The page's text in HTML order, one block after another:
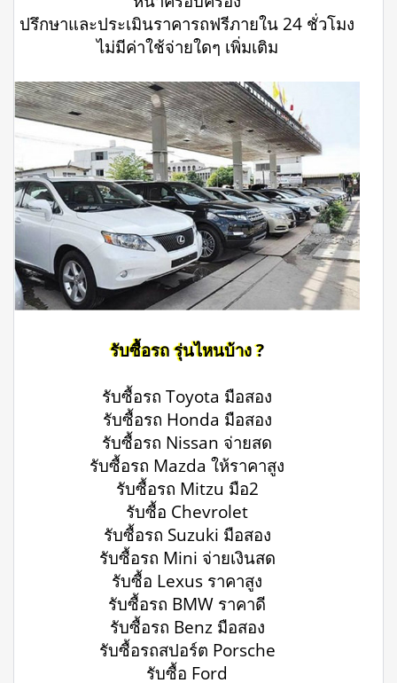
ปรึกษาและประเมินราคารถฟรีภายใน 24 ชั่วโมง
ไม่มีค่าใช้จ่ายใดๆ เพิ่มเติม
รับซื้อรถ รุ่นไหนบ้าง ?
รับซื้อรถ Toyota มือสอง
รับซื้อรถ Honda มือสอง
รับซื้อรถ Nissan จ่ายสด
รับซื้อรถ Mazda ให้ราคาสูง
รับซื้อรถ Mitzu มือ2
รับซื้อ Chevrolet
รับซื้อรถ Suzuki มือสอง
รับซื้อรถ Mini จ่ายเงินสด
รับซื้อ Lexus ราคาสูง
รับซื้อรถ BMW ราคาดี
รับซื้อรถ Benz มือสอง
รับซื้อรถสปอร์ต Porsche
รับซื้อ Ford